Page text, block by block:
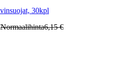
30kpl
Normaalihinta6,15 €